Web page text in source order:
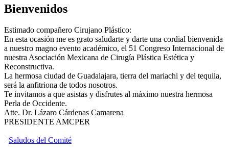
Bienvenidos
Estimado compañero Cirujano Plástico:
En esta ocasión me es grato saludarte y darte una cordial bienvenida
a nuestro magno evento académico, el 51 Congreso Internacional de
nuestra Asociación Mexicana de Cirugía Plástica Estética y
Reconstructiva.
La hermosa ciudad de Guadalajara, tierra del mariachi y del tequila,
será la anfitriona de todos nosotros.
Te invitamos a que asistas y disfrutes al máximo nuestra hermosa
Perla de Occidente.
Atte. Dr. Lázaro Cárdenas Camarena
PRESIDENTE AMCPER
Saludos del Comité